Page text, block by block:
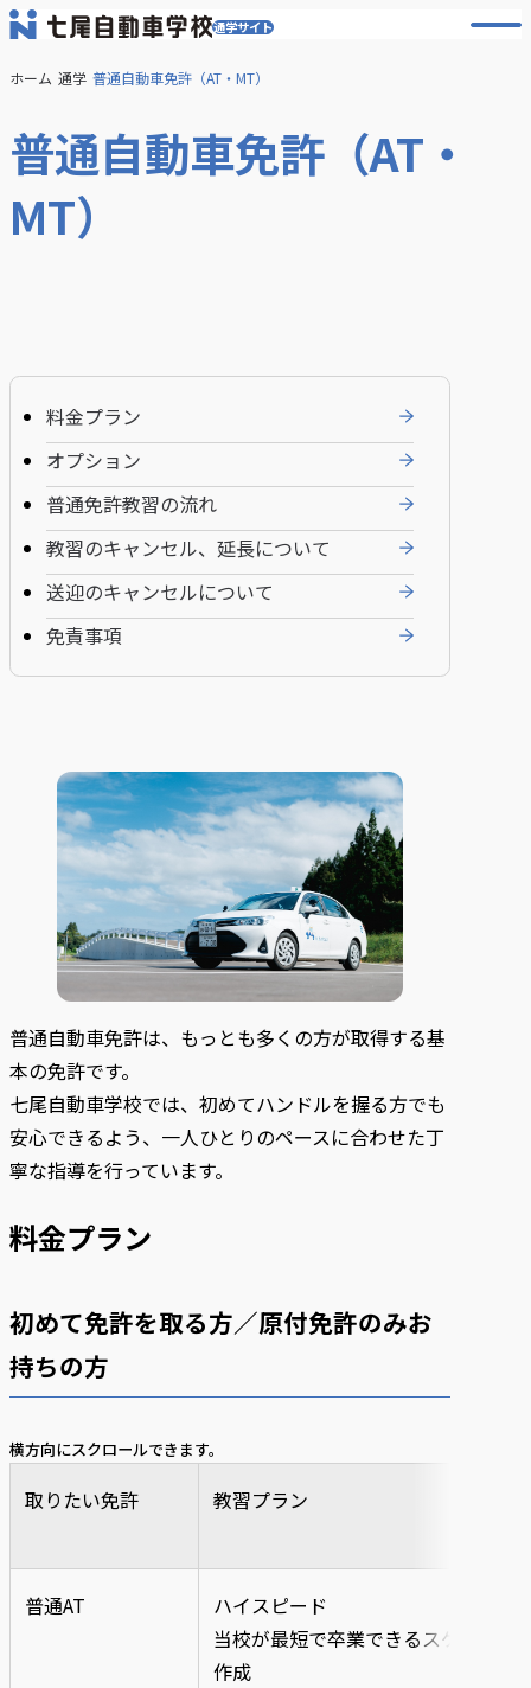
通学サイト
メ
ュ
開
く
ホーム 通学 普通自動車免許（AT・MT）
普通自動車免許（AT・
MT）
料金プラン
オプション
普通免許教習の流れ
教習のキャンセル、延長について
送迎のキャンセルについて
免責事項
普通自動車免許は、もっとも多くの方が取得する基
本の免許です。
七尾自動車学校では、初めてハンドルを握る方でも
安心できるよう、一人ひとりのペースに合わせた丁
寧な指導を行っています。
料金プラン
初めて免許を取る方／原付免許のみお
持ちの方
横方向にスクロールできます。
取りたい免許 教習プラン
普通AT
ハイスピード
当校が最短で卒業できるスケジュー
作成